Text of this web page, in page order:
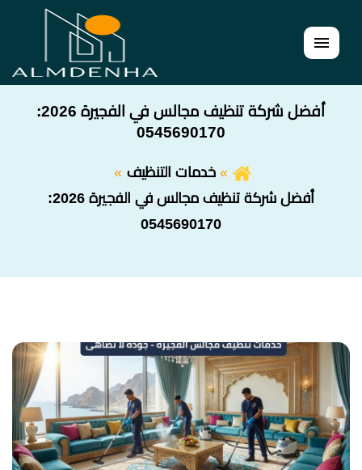
القائمة
أفضل شركة تنظيف مجالس في الفجيرة 2026:
0545690170
خدمات التنظيف
أفضل شركة تنظيف مجالس في الفجيرة 2026:
0545690170